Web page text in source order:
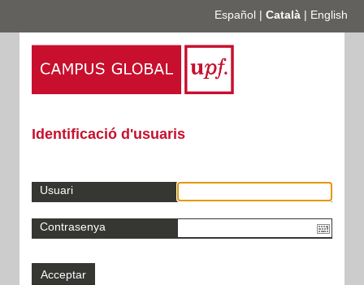
Español | Català | English
Identificació d'usuaris
Usuari
Contrasenya